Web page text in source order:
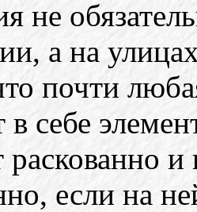
не
а на
почти
в себе
раскованно
если на